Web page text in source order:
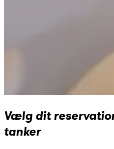
Vælg dit
tanker